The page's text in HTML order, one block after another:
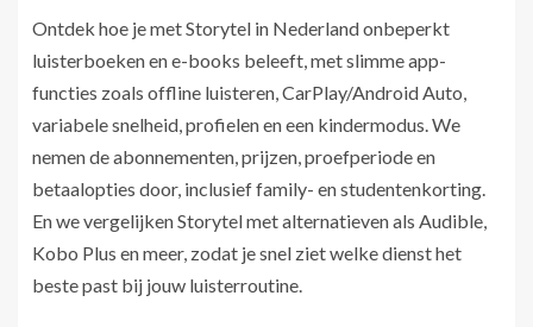
Ontdek hoe je met Storytel in Nederland onbeperkt
luisterboeken en e-books beleeft, met slimme app-
functies zoals offline luisteren, CarPlay/Android Auto,
variabele snelheid, profielen en een kindermodus. We
nemen de abonnementen, prijzen, proefperiode en
betaalopties door, inclusief family- en studentenkorting.
En we vergelijken Storytel met alternatieven als Audible,
Kobo Plus en meer, zodat je snel ziet welke dienst het
beste past bij jouw luisterroutine.